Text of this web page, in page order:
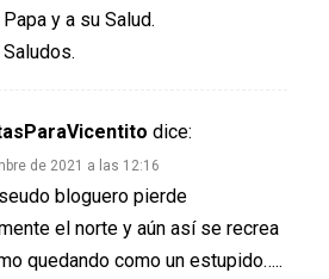
Papa y a su Salud.
Saludos.
dice:
de 2021 a las 12:16
bloguero pierde
el norte y aún así se recrea
quedando como un estupido…..